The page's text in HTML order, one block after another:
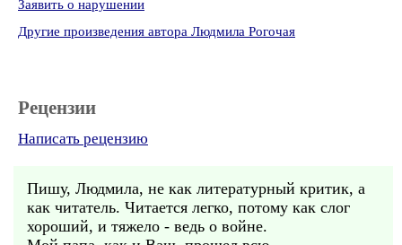
Заявить о нарушении
Другие произведения автора Людмила Рогочая
Рецензии
Написать рецензию
Пишу, Людмила, не как литературный критик, а
как читатель. Читается легко, потому как слог
хороший, и тяжело - ведь о войне.